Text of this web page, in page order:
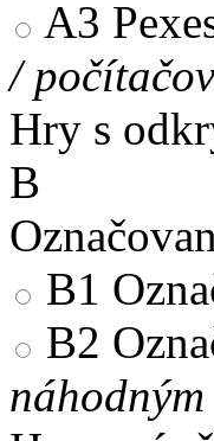
A3
/ počítačov
Hry s
B
B1
B2